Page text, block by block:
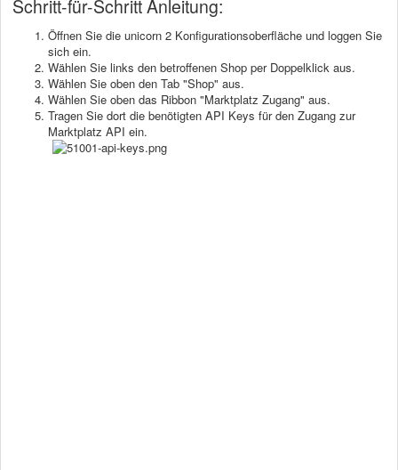
Schritt-für-Schritt Anleitung:
Öffnen Sie die unicorn 2 Konfigurationsoberfläche und loggen Sie
sich ein.
Wählen Sie links den betroffenen Shop per Doppelklick aus.
Wählen Sie oben den Tab "Shop" aus.
Wählen Sie oben das Ribbon "Marktplatz Zugang" aus.
Tragen Sie dort die benötigten API Keys für den Zugang zur
Marktplatz API ein.